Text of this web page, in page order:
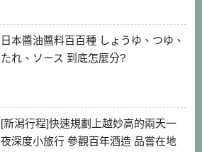
日本醬油醬料百百種 しょうゆ、つゆ、
たれ、ソース 到底怎麼分?
[新潟行程]快速規劃上越妙高的兩天一
夜深度小旅行 參觀百年酒造 品嘗在地